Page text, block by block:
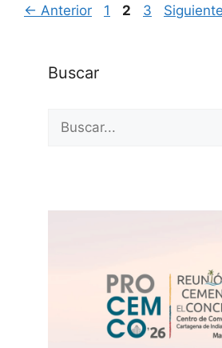
← Anterior Página
1 Página
2 Página
3 Siguiente
Buscar